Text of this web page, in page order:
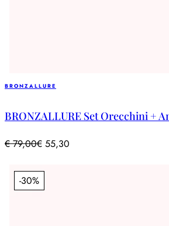
BRONZALLURE
BRONZALLURE Set Orecchini +
€79,00€ 55,30
-30%